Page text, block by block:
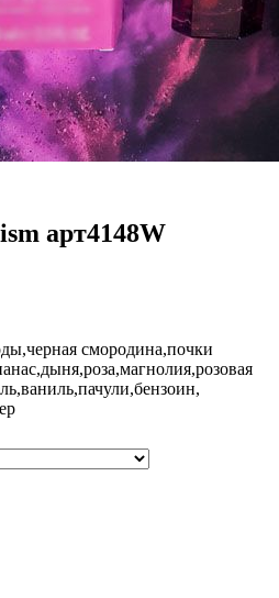
арт4148W
смородина,почки